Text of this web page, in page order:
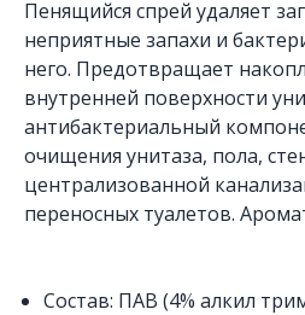
Пенящийся спрей удаляет
неприятные запахи и
него. Предотвращает
внутренней поверхности
антибактериальный
очищения унитаза, пола,
централизованной
переносных туалетов.
Состав: ПАВ (4% алкил